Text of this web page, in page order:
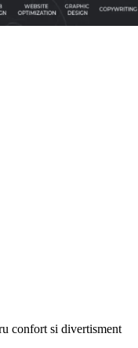
confort si divertisment